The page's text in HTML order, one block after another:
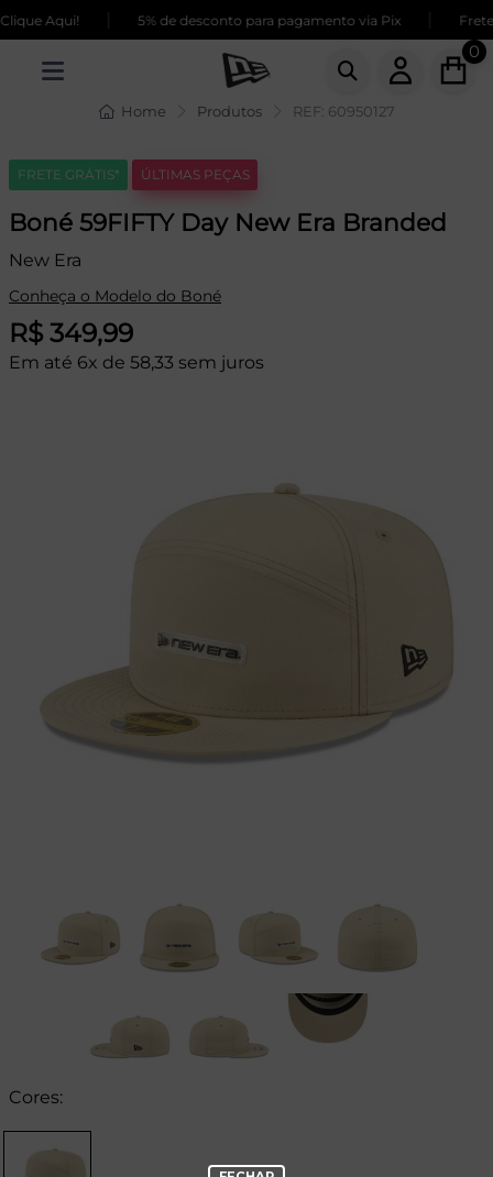
Aqui! 5% de desconto para pagamento via Pix Frete
0
Home Produtos REF: 60950127
FRETE GRÁTIS* ÚLTIMAS PEÇAS
Boné 59FIFTY Day New Era Branded
New Era
Conheça o Modelo do Boné
R$ 349,99
Em até 6x de 58,33 sem juros
Cores: